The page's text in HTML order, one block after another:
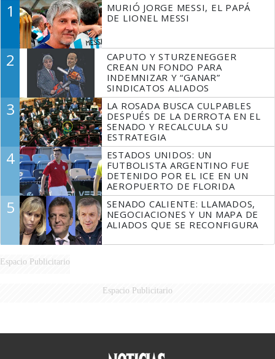
1
MURIÓ JORGE MESSI, EL PAPÁ
DE LIONEL MESSI
2
CAPUTO Y STURZENEGGER
CREAN UN FONDO PARA
INDEMNIZAR Y “GANAR”
SINDICATOS ALIADOS
3
LA ROSADA BUSCA CULPABLES
DESPUÉS DE LA DERROTA EN EL
SENADO Y RECALCULA SU
ESTRATEGIA
4
ESTADOS UNIDOS: UN
FUTBOLISTA ARGENTINO FUE
DETENIDO POR EL ICE EN UN
AEROPUERTO DE FLORIDA
5
SENADO CALIENTE: LLAMADOS,
NEGOCIACIONES Y UN MAPA DE
ALIADOS QUE SE RECONFIGURA
Espacio Publicitario
Espacio Publicitario